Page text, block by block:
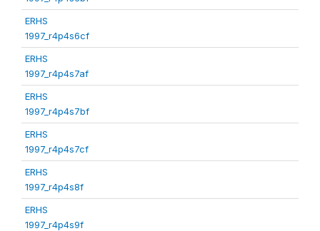
ERHS
1997_r4p4s6cf
ERHS
1997_r4p4s7af
ERHS
1997_r4p4s7bf
ERHS
1997_r4p4s7cf
ERHS
1997_r4p4s8f
ERHS
1997_r4p4s9f